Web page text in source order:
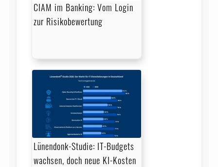
CIAM im Banking: Vom Login
zur Risikobewertung
Lünendonk-Studie: IT-Budgets
wachsen, doch neue KI-Kosten